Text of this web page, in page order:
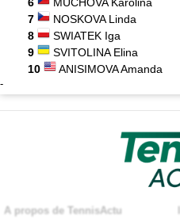
6
MUCHOVA Karolina
7
NOSKOVA Linda
8
SWIATEK Iga
9
SVITOLINA Elina
10
ANISIMOVA Amanda
-
A propos de TennisActu